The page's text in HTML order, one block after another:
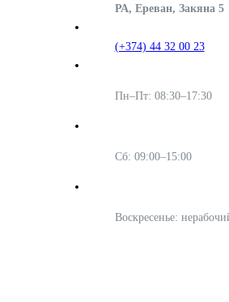
РА, Ереван, Закяна 5
(+374) 44 32 00 23
Пн–Пт: 08:30–17:30
Сб: 09:00–15:00
Воскресенье: